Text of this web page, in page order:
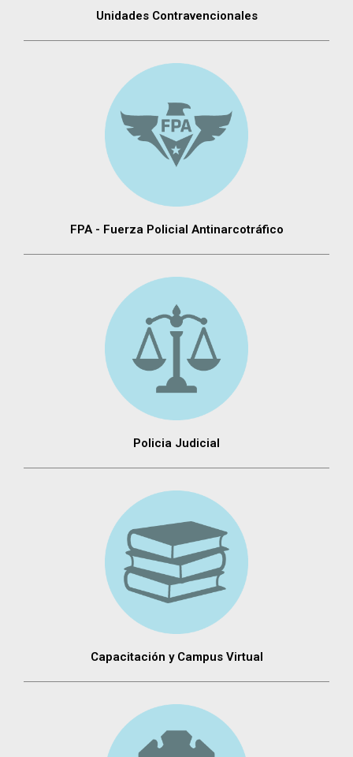
Unidades Contravencionales
FPA - Fuerza Policial Antinarcotráfico
Policia Judicial
Capacitación y Campus Virtual